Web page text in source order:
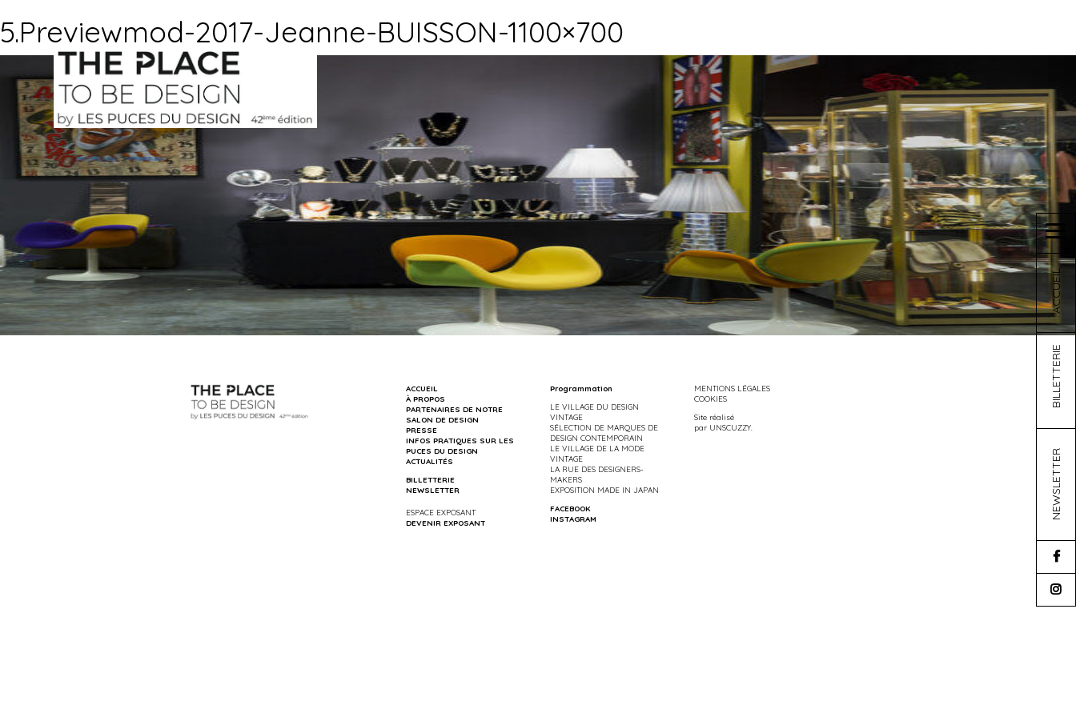
ACCUEIL
BILLETTERIE
NEWSLETTER
5.Previewmod-2017-Jeanne-BUISSON-1100×700
ACCUEIL
À PROPOS
PARTENAIRES DE NOTRE
SALON DE DESIGN
PRESSE
INFOS PRATIQUES SUR LES
PUCES DU DESIGN
ACTUALITÉS
BILLETTERIE
NEWSLETTER
ESPACE EXPOSANT
DEVENIR EXPOSANT
Programmation
LE VILLAGE DU DESIGN
VINTAGE
SÉLECTION DE MARQUES DE
DESIGN CONTEMPORAIN
LE VILLAGE DE LA MODE
VINTAGE
LA RUE DES DESIGNERS-
MAKERS
EXPOSITION MADE IN JAPAN
FACEBOOK
INSTAGRAM
MENTIONS LÉGALES
COOKIES
Site réalisé
par UNSCUZZY